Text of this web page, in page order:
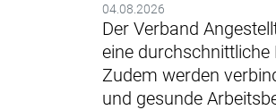
04.08.2026
Der Verband
eine
Zudem werden
und gesunde